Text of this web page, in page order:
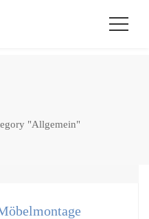
"Allgemein"